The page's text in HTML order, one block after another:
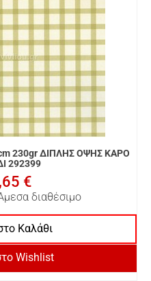
230gr ΔΙΠΛΗΣ ΟΨΗΣ ΚΑΡΟ
292399
€
διαθέσιμο
Καλάθι
Wishlist